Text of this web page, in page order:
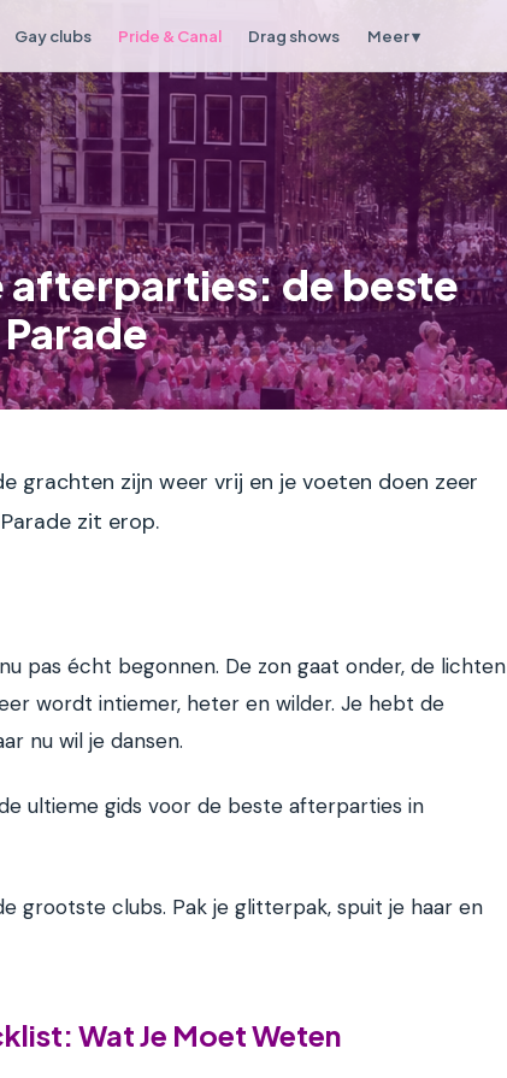
Gay clubs Pride & Canal Drag shows Meer ▾
afterparties: de beste
grachten zijn weer vrij en je voeten doen zeer
zit erop.
pas écht begonnen. De zon gaat onder, de lichten
wordt intiemer, heter en wilder. Je hebt de
nu wil je dansen.
ultieme gids voor de beste afterparties in
grootste clubs. Pak je glitterpak, spuit je haar en
Wat Je Moet Weten